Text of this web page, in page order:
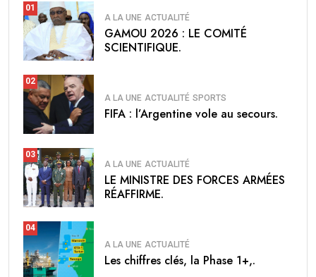
01
A LA UNE ACTUALITÉ
GAMOU 2026 : LE COMITÉ
SCIENTIFIQUE.
02
A LA UNE ACTUALITÉ SPORTS
FIFA : l’Argentine vole au secours.
03
A LA UNE ACTUALITÉ
LE MINISTRE DES FORCES ARMÉES
RÉAFFIRME.
04
A LA UNE ACTUALITÉ
Les chiffres clés, la Phase 1+,.